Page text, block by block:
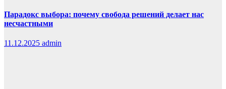
Парадокс выбора: почему свобода решений делает нас
несчастными
11.12.2025 admin